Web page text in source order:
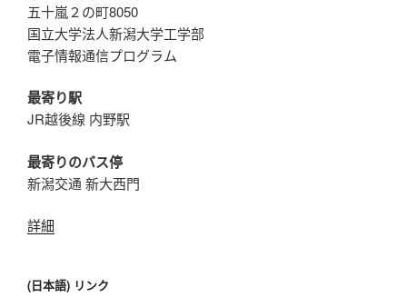
五十嵐２の町8050
国立大学法人新潟大学工学部
電子情報通信プログラム
最寄り駅
JR越後線 内野駅
最寄りのバス停
新潟交通 新大西門
詳細
(日本語) リンク